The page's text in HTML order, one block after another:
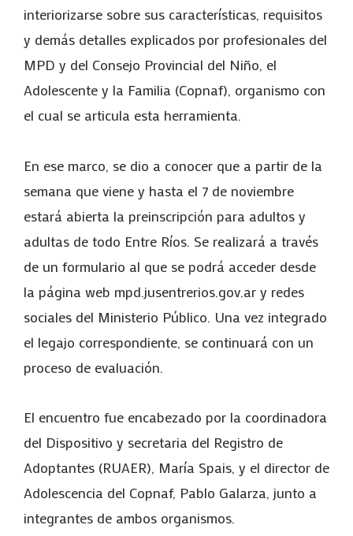
interiorizarse sobre sus características, requisitos
y demás detalles explicados por profesionales del
MPD y del Consejo Provincial del Niño, el
Adolescente y la Familia (Copnaf), organismo con
el cual se articula esta herramienta.
En ese marco, se dio a conocer que a partir de la
semana que viene y hasta el 7 de noviembre
estará abierta la preinscripción para adultos y
adultas de todo Entre Ríos. Se realizará a través
de un formulario al que se podrá acceder desde
la página web mpd.jusentrerios.gov.ar y redes
sociales del Ministerio Público. Una vez integrado
el legajo correspondiente, se continuará con un
proceso de evaluación.
El encuentro fue encabezado por la coordinadora
del Dispositivo y secretaria del Registro de
Adoptantes (RUAER), María Spais, y el director de
Adolescencia del Copnaf, Pablo Galarza, junto a
integrantes de ambos organismos.